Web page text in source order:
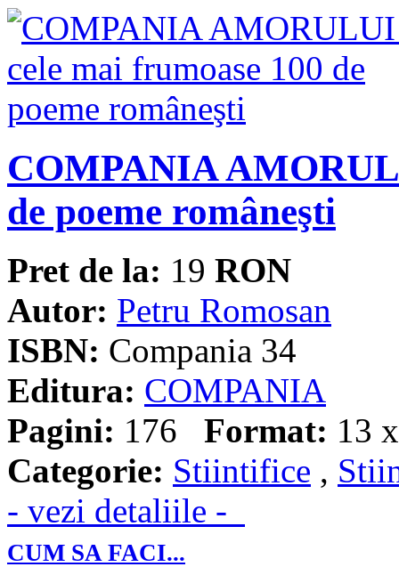
COMPANIA
de poeme româneşti
Pret de la: 19 RON
Autor: Petru Romosan
ISBN: Compania 34
Editura: COMPANIA
Pagini: 176 Format: 13
Categorie: Stiintifice ,
- vezi detaliile -
CUM SA FACI...